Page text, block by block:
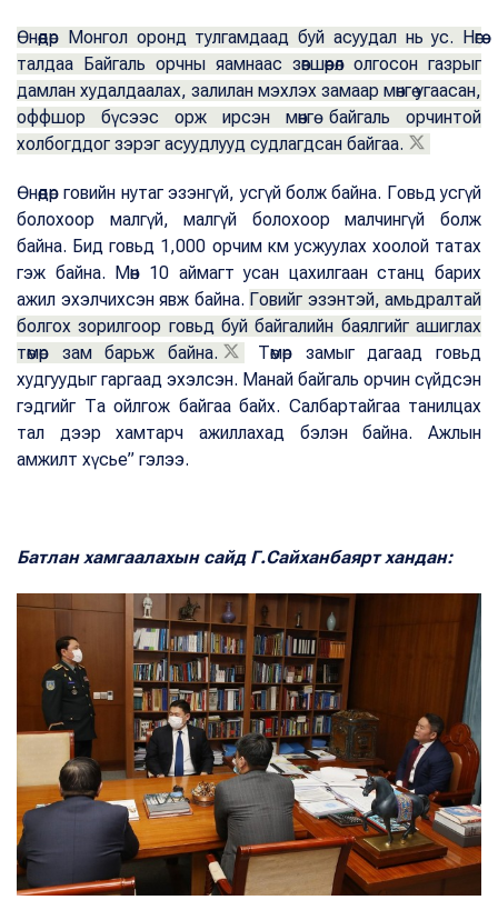
Өнөөдөр Монгол оронд тулгамдаад буй асуудал нь ус. Нөгөө
талдаа Байгаль орчны яамнаас зөвшөөрөл олгосон газрыг
дамлан худалдаалах, залилан мэхлэх замаар мөнгө угаасан,
оффшор бүсээс орж ирсэн мөнгө байгаль орчинтой
холбогддог зэрэг асуудлууд судлагдсан байгаа.
Өнөөдөр говийн нутаг эзэнгүй, усгүй болж байна. Говьд усгүй
болохоор малгүй, малгүй болохоор малчингүй болж
байна. Бид говьд 1,000 орчим км усжуулах хоолой татах
гэж байна. Мөн 10 аймагт усан цахилгаан станц барих
ажил эхэлчихсэн явж байна. Говийг эзэнтэй, амьдралтай
болгох зорилгоор говьд буй байгалийн баялгийг ашиглах
төмөр зам барьж байна.
Төмөр замыг дагаад говьд
худгуудыг гаргаад эхэлсэн. Манай байгаль орчин сүйдсэн
гэдгийг Та ойлгож байгаа байх. Салбартайгаа танилцах
тал дээр хамтарч ажиллахад бэлэн байна. Ажлын
амжилт хүсье” гэлээ.
Батлан хамгаалахын сайд Г.Сайханбаярт хандан: